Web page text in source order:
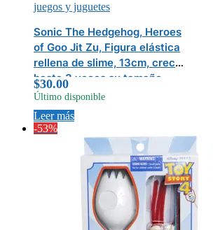
juegos y juguetes
Sonic The Hedgehog, Heroes
of Goo Jit Zu, Figura elástica
rellena de slime, 13cm, crece
hasta 3 veces su tamaño
$30.00
Último disponible
Leer más
-53%